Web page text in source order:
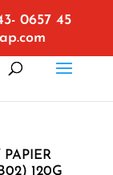
0657 45
120G